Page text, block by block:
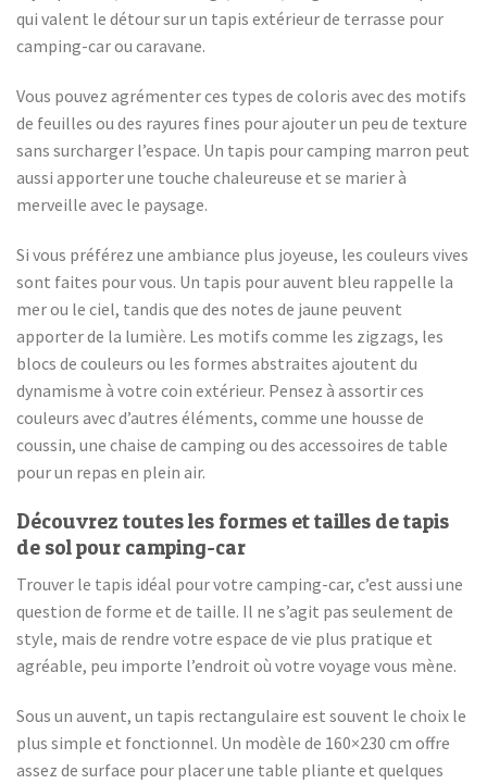
qui valent le détour sur un tapis extérieur de terrasse pour
camping-car ou caravane.
Vous pouvez agrémenter ces types de coloris avec des motifs
de feuilles ou des rayures fines pour ajouter un peu de texture
sans surcharger l’espace. Un tapis pour camping marron peut
aussi apporter une touche chaleureuse et se marier à
merveille avec le paysage.
Si vous préférez une ambiance plus joyeuse, les couleurs vives
sont faites pour vous. Un tapis pour auvent bleu rappelle la
mer ou le ciel, tandis que des notes de jaune peuvent
apporter de la lumière. Les motifs comme les zigzags, les
blocs de couleurs ou les formes abstraites ajoutent du
dynamisme à votre coin extérieur. Pensez à assortir ces
couleurs avec d’autres éléments, comme une housse de
coussin, une chaise de camping ou des accessoires de table
pour un repas en plein air.
Découvrez toutes les formes et tailles de tapis
de sol pour camping-car
Trouver le tapis idéal pour votre camping-car, c’est aussi une
question de forme et de taille. Il ne s’agit pas seulement de
style, mais de rendre votre espace de vie plus pratique et
agréable, peu importe l’endroit où votre voyage vous mène.
Sous un auvent, un tapis rectangulaire est souvent le choix le
plus simple et fonctionnel. Un modèle de 160×230 cm offre
assez de surface pour placer une table pliante et quelques